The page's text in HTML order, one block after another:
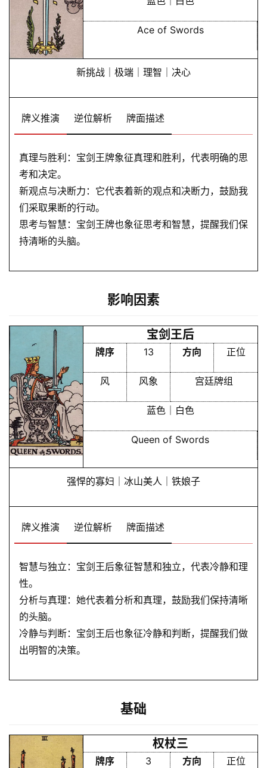
Ace of Swords
新挑战｜极端｜理智｜决心
牌义推演 逆位解析 牌面描述
真理与胜利：宝剑王牌象征真理和胜利，代表明确的思
考和决定。
新观点与决断力：它代表着新的观点和决断力，鼓励我
们采取果断的行动。
思考与智慧：宝剑王牌也象征思考和智慧，提醒我们保
持清晰的头脑。
影响因素
宝剑王后
牌序 13 方向 正位
风 风象 宫廷牌组
蓝色｜白色
Queen of Swords
强悍的寡妇｜冰山美人｜铁娘子
牌义推演 逆位解析 牌面描述
智慧与独立：宝剑王后象征智慧和独立，代表冷静和理
性。
分析与真理：她代表着分析和真理，鼓励我们保持清晰
的头脑。
冷静与判断：宝剑王后也象征冷静和判断，提醒我们做
出明智的决策。
基础
权杖三
牌序 3 方向 正位